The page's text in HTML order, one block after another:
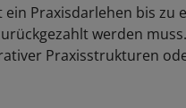
Praxisdarlehen bis zu
werden
Praxisstrukturen